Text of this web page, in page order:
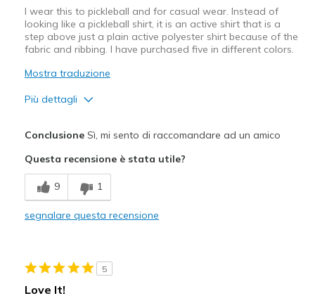
I wear this to pickleball and for casual wear. Instead of
looking like a pickleball shirt, it is an active shirt that is a
step above just a plain active polyester shirt because of the
fabric and ribbing. I have purchased five in different colors.
Mostra traduzione
Più dettagli
Comfortable
So much nicer looking than my other active shirt
Casual Wear
ConclusioneSì, mi sento di raccomandare ad un amico
Questa recensione è stata utile?
9 1
segnalare questa recensione
5
Love It!